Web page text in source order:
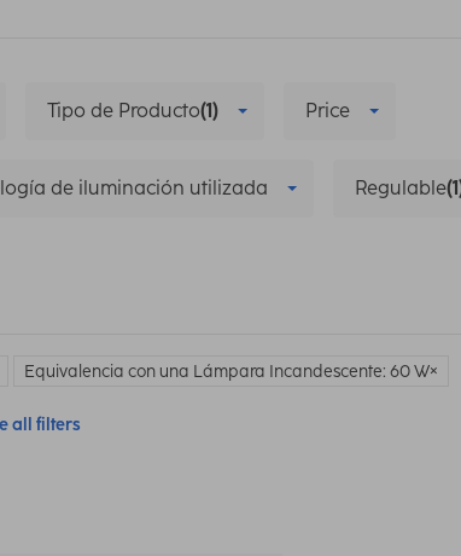
Tipo de Producto(1) Price
de iluminación utilizada Regulable
Equivalencia con una Lámpara Incandescente: 60 W
all filters